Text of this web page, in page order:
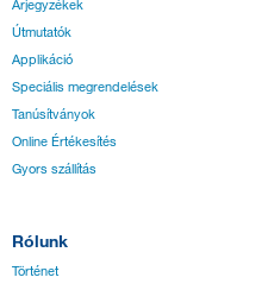
Árjegyzékek
Útmutatók
Applikáció
Speciális megrendelések
Tanúsítványok
Online Értékesítés
Gyors szállítás
Rólunk
Történet